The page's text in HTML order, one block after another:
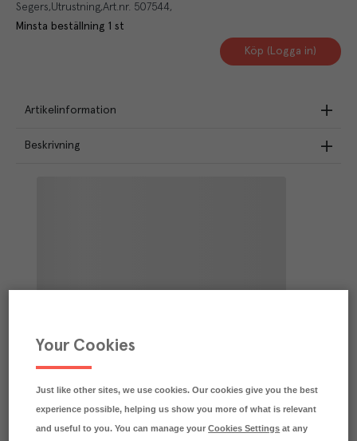
Segers Utrustning Art.nr. 507544
Minsta beställning 1 st
Köp (Logga in)
Artikelinformation
Beskrivning
Your Cookies
Just like other sites, we use cookies. Our cookies give you the best
experience possible, helping us show you more of what is relevant
and useful to you. You can manage yourCookies Settings at any